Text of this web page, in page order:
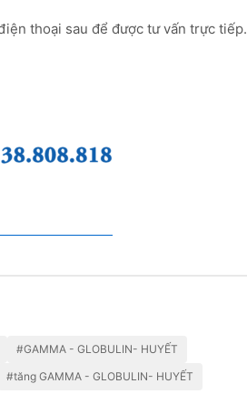
thoại sau để được tư vấn trực tiếp.
#GAMMA - GLOBULIN- HUYẾT
#tăng GAMMA - GLOBULIN- HUYẾT